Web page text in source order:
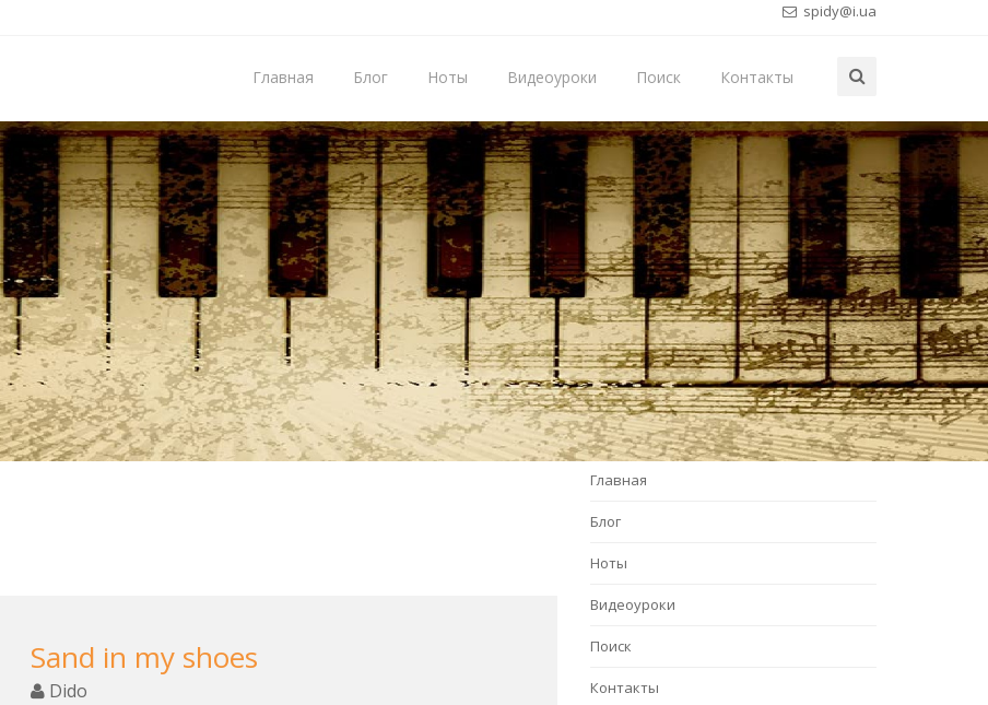
spidy@i.ua
Главная Блог Ноты Видеоуроки Поиск Контакты
Sand in my shoes
Dido
Главная
Блог
Ноты
Видеоуроки
Поиск
Контакты